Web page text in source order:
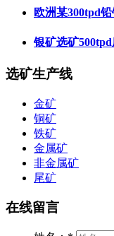
欧洲某300tpd
银矿选矿
选矿生产线
金矿
铜矿
铁矿
金属矿
非金属矿
尾矿
在线留言